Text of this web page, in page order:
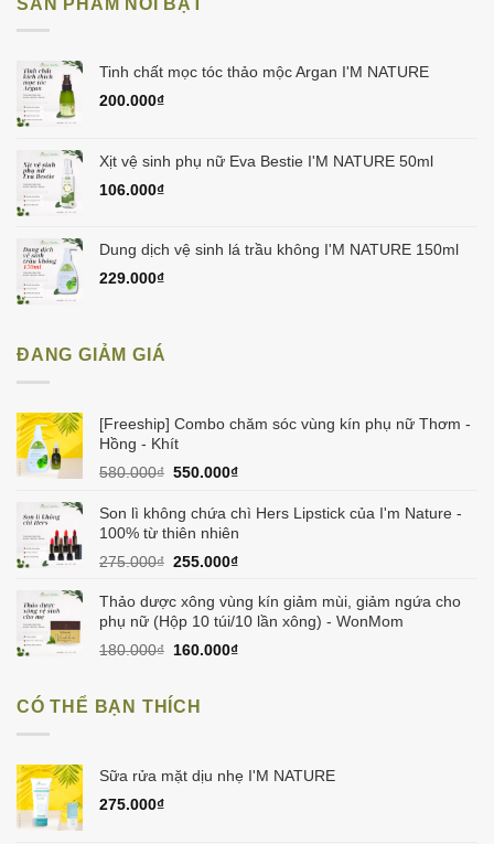
Tinh chất mọc tóc thảo mộc Argan I'M NATURE
200.000₫
Xịt vệ sinh phụ nữ Eva Bestie I'M NATURE 50ml
106.000₫
Dung dịch vệ sinh lá trầu không I'M NATURE 150ml
229.000₫
ĐANG GIẢM GIÁ
[Freeship] Combo chăm sóc vùng kín phụ nữ Thơm -
Hồng - Khít
580.000₫ Giá
là:
580.000₫.
550.000₫Giá
tại
là:
Son lì không chứa chì Hers Lipstick của I'm Nature -
100% từ thiên nhiên
275.000₫ Giá
là:
275.000₫.
255.000₫Giá
tại
là:
Thảo dược xông vùng kín giảm mùi, giảm ngứa cho
phụ nữ (Hộp 10 túi/10 lần xông) - WonMom
180.000₫ Giá
180.000₫.
160.000₫Giá
CÓ THỂ BẠN THÍCH
Sữa rửa mặt dịu nhẹ I'M NATURE
275.000₫